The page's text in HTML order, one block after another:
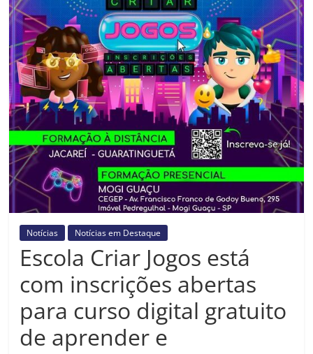
Prefeitura
Estância
Turística
Guaratinguetá
Notícias Notícias em Destaque
Escola Criar Jogos está
com inscrições abertas
para curso digital gratuito
de aprender e